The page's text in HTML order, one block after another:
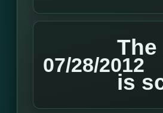
07/28/2012
The
is